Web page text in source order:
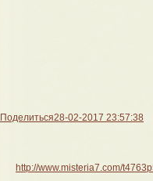
Поделиться28-02-2017 23:57:38
http://www.misteria7.com/